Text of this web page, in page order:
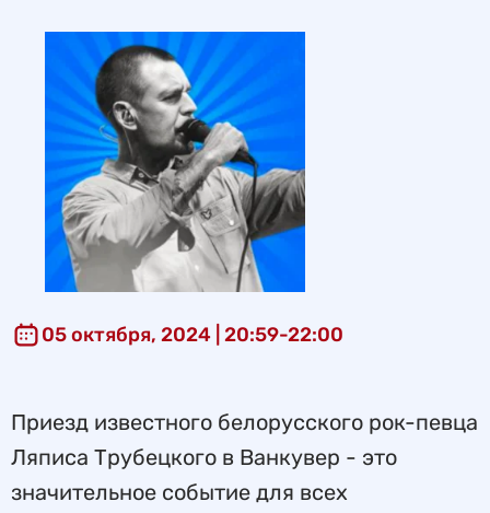
05 октября, 2024 | 20:59-22:00
Приезд известного белорусского рок-певца
Ляписа Трубецкого в Ванкувер - это
значительное событие для всех